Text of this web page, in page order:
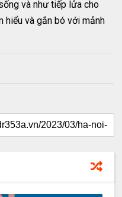
và như tiếp lửa cho
hiểu và gắn bó với mảnh